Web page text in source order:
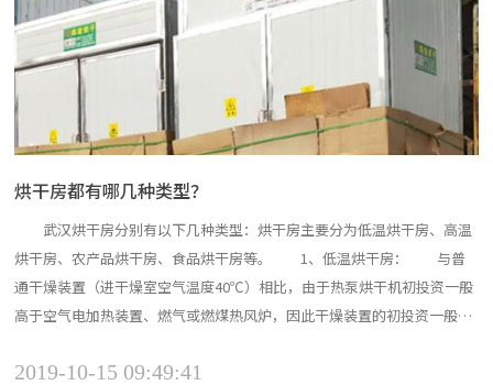
烘干房都有哪几种类型？
武汉烘干房分别有以下几种类型：烘干房主要分为低温烘干房、高温
烘干房、农产品烘干房、食品烘干房等。 1、低温烘干房： 与普
通干燥装置（进干燥室空气温度40℃）相比，由于热泵烘干机初投资一般
高于空气电加热装置、燃气或燃煤热风炉，因此干燥装置的初投资一般高
合经济性仍有一定优势。 2、高温烘干房： 可回收物料中的有用
2019-10-15 09:49:41